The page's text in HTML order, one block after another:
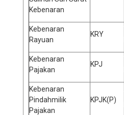
Kebenaran
Kebenaran
Rayuan
KRY
Kebenaran
Pajakan
KPJ
Kebenaran
Pindahmilik
Pajakan
KPJK(P)